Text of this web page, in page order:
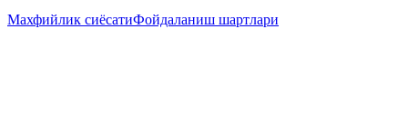
Махфийлик сиёсатиФойдаланиш шартлари